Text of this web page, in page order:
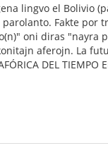
lingvo el Bolivio
Fakte por
oni diras "nayra
aferojn. La
DEL